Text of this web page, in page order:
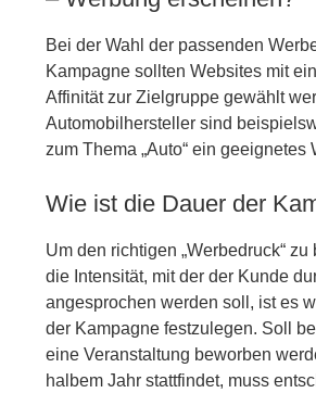
Bei der Wahl der passenden
Kampagne sollten Websites mit
Affinität zur Zielgruppe gewählt
Automobilhersteller sind
zum Thema „Auto“ ein geeignetes
Wie ist die Dauer der
Um den richtigen „Werbedruck“
die Intensität, mit der der Kunde
angesprochen werden soll, ist es
der Kampagne festzulegen. Soll
eine Veranstaltung beworben
halbem Jahr stattfindet, muss